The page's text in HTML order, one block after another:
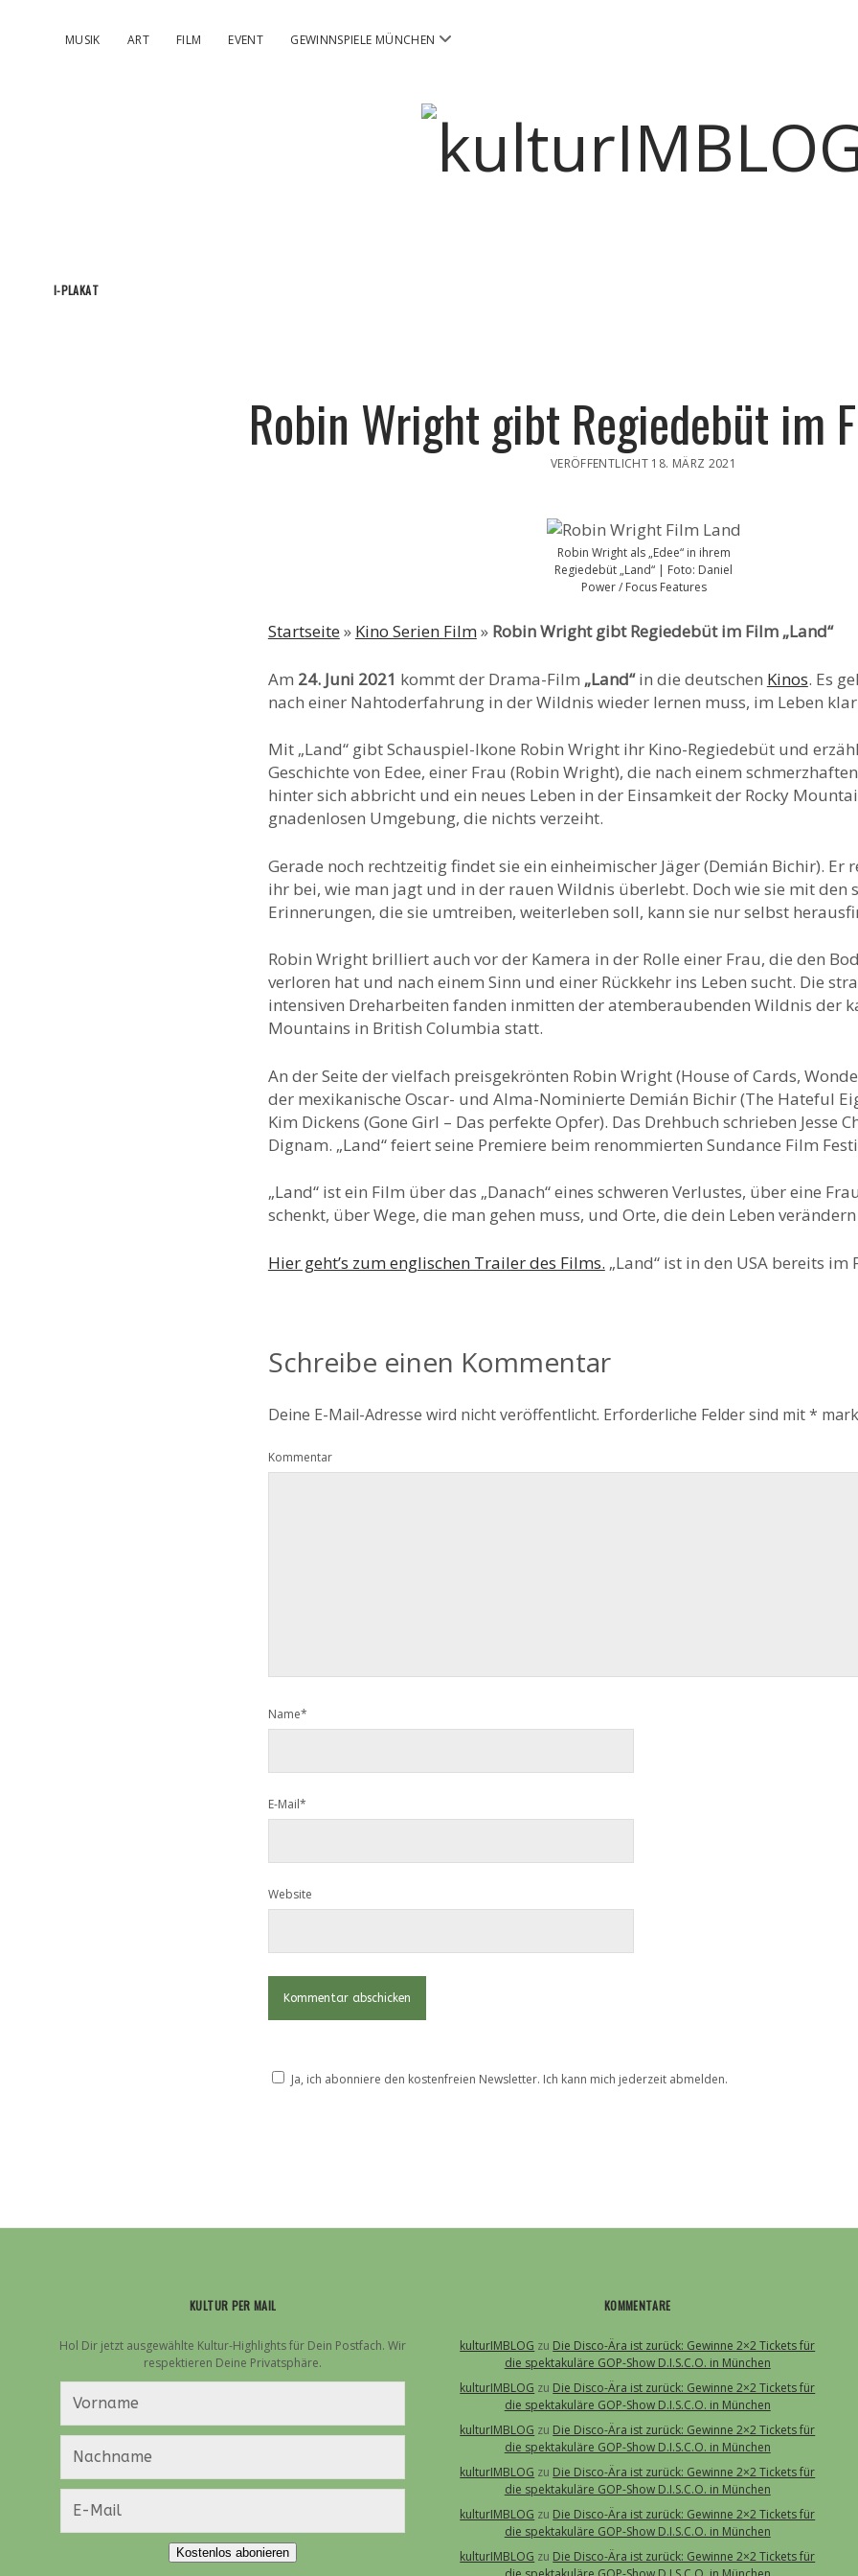
MUSIK ART FILM EVENT GEWINNSPIELE MÜNCHEN Menü
kulturIMBLOG
I-PLAKAT
Robin Wright gibt Regiedebüt im
VERÖFFENTLICHT 18. MÄRZ 2021
Robin Wright als „Edee“ in ihrem
Regiedebüt „Land“ | Foto: Daniel
Power / Focus Features
Startseite » Kino Serien Film» Robin Wright gibt Regiedebüt im Film „Land“
Am 24. Juni 2021 kommt der Drama-Film „Land“in die deutschen Kinos. Es
nach einer Nahtoderfahrung in der Wildnis wieder lernen muss, im Leben
Mit „Land“ gibt Schauspiel-Ikone Robin Wright ihr Kino-Regiedebüt und
Geschichte von Edee, einer Frau (Robin Wright), die nach einem
hinter sich abbricht und ein neues Leben in der Einsamkeit der Rocky
gnadenlosen Umgebung, die nichts verzeiht.
Gerade noch rechtzeitig findet sie ein einheimischer Jäger (Demián Bichir). Er
ihr bei, wie man jagt und in der rauen Wildnis überlebt. Doch wie sie mit den
Erinnerungen, die sie umtreiben, weiterleben soll, kann sie nur selbst
Robin Wright brilliert auch vor der Kamera in der Rolle einer Frau, die den
verloren hat und nach einem Sinn und einer Rückkehr ins Leben sucht. Die
intensiven Dreharbeiten fanden inmitten der atemberaubenden Wildnis der
Mountains in British Columbia statt.
An der Seite der vielfach preisgekrönten Robin Wright (House of Cards,
der mexikanische Oscar- und Alma-Nominierte Demián Bichir (The Hateful
Kim Dickens (Gone Girl – Das perfekte Opfer). Das Drehbuch schrieben Jesse
Dignam. „Land“ feiert seine Premiere beim renommierten Sundance Film
„Land“ ist ein Film über das „Danach“ eines schweren Verlustes, über eine
schenkt, über Wege, die man gehen muss, und Orte, die dein Leben
Hier geht’s zum englischen Trailer des Films. „Land“ ist in den USA bereits im
Schreibe einen Kommentar
Deine E-Mail-Adresse wird nicht veröffentlicht. Erforderliche Felder sind mit*
Kommentar
Name*
E-Mail*
Website
Ja, ich abonniere den kostenfreien Newsletter. Ich kann mich jederzeit abmelden.
KULTUR PER MAIL
Hol Dir jetzt ausgewählte Kultur-Highlights für Dein Postfach. Wir
respektieren Deine Privatsphäre.
Kostenlos abonieren
KOMMENTARE
kulturIMBLOG zu Die Disco-Ära ist zurück: Gewinne 2×2 Tickets für
die spektakuläre GOP-Show D.I.S.C.O. in München
kulturIMBLOG zu Die Disco-Ära ist zurück: Gewinne 2×2 Tickets für
die spektakuläre GOP-Show D.I.S.C.O. in München
kulturIMBLOG zu Die Disco-Ära ist zurück: Gewinne 2×2 Tickets für
die spektakuläre GOP-Show D.I.S.C.O. in München
kulturIMBLOG zu Die Disco-Ära ist zurück: Gewinne 2×2 Tickets für
die spektakuläre GOP-Show D.I.S.C.O. in München
kulturIMBLOG zu Die Disco-Ära ist zurück: Gewinne 2×2 Tickets für
die spektakuläre GOP-Show D.I.S.C.O. in München
kulturIMBLOG zu Die Disco-Ära ist zurück: Gewinne 2×2 Tickets für